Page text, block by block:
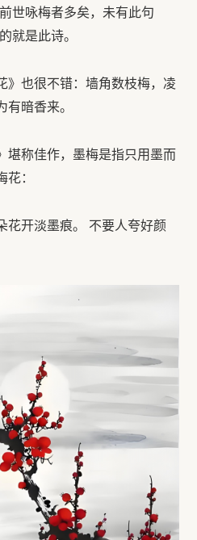
世咏梅者多矣，未有此句
就是此诗。
》也很不错：墙角数枝梅，凌
有暗香来。
堪称佳作，墨梅是指只用墨而
花：
花开淡墨痕。 不要人夸好颜